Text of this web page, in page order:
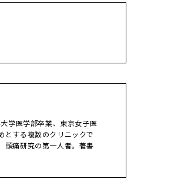
学医学部卒業、東京女子医
とする複数のクリニックで
頭痛研究の第一人者。著書